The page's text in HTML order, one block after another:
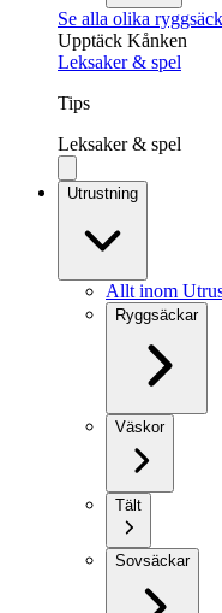
Se alla olika
Upptäck Kånken
Leksaker & spel
Tips
Leksaker & spel
Utrustning
Allt inom
Ryggsäckar
Väskor
Tält
Sovsäckar